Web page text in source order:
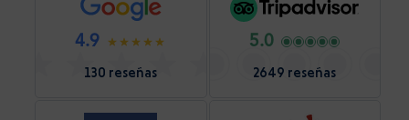
4.9
130 reseñas
5.0
2649 reseñas